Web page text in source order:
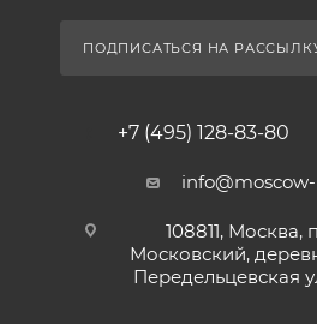
ПОДПИСАТЬСЯ НА
+7 (495) 128-83-80
108811, Москва,
Московский,
Передельцевская